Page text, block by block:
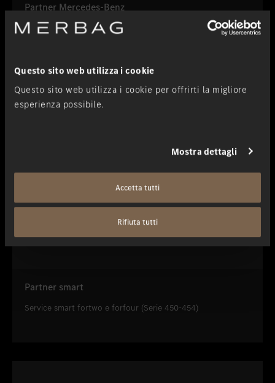
Questo sito web utilizza i cookie
Questo sito web utilizza i cookie per offrirti la migliore
esperienza possibile.
Mostra dettagli
Accetta tutti
Rifiuta tutti
Partner Mercedes-Benz
Vendita e service Mercedes-Benz autovetture
Partner smart
Service smart fortwo e forfour (Serie 450-454)